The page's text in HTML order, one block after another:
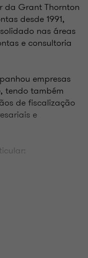
da Grant Thornton
desde 1991,
nas áreas
e consultoria
empresas
tendo também
de fiscalização
e
académico,